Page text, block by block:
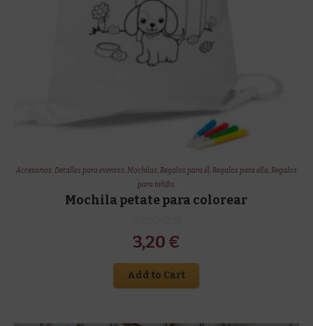
Accesorios, Detalles para eventos, Mochilas, Regalos para él, Regalos para ella, Regalos
para niñ@s
Mochila petate para colorear
3,20 €
Add to Cart